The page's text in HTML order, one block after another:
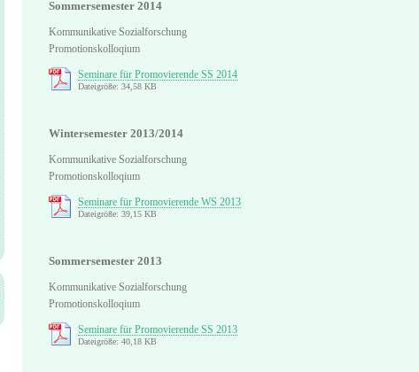
Sommersemester 2014
Kommunikative Sozialforschung
Promotionskolloqium
Seminare für Promovierende SS 2014
Dateigröße: 34,58 KB
Wintersemester 2013/2014
Kommunikative Sozialforschung
Promotionskolloqium
Seminare für Promovierende WS 2013
Dateigröße: 39,15 KB
Sommersemester 2013
Kommunikative Sozialforschung
Promotionskolloqium
Seminare für Promovierende SS 2013
Dateigröße: 40,18 KB